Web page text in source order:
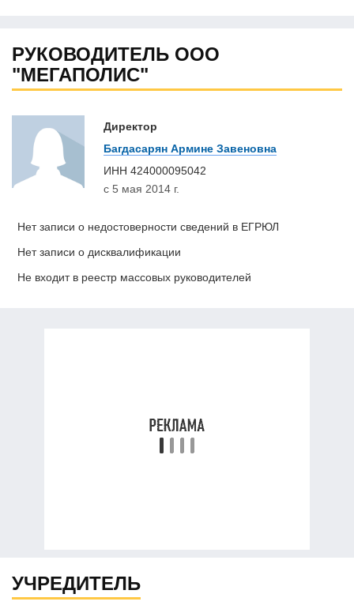
РУКОВОДИТЕЛЬ ООО
"МЕГАПОЛИС"
Директор
Багдасарян Армине Завеновна
ИНН 424000095042
с 5 мая 2014 г.
Нет записи о недостоверности сведений в ЕГРЮЛ
Нет записи о дисквалификации
Не входит в реестр массовых руководителей
УЧРЕДИТЕЛЬ